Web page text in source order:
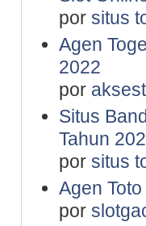
por situs
Agen
2022
por
Situs
Tahun
por situs
Agen
por